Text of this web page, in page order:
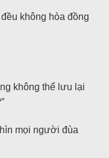
không hòa đồng
không thể lưu lại
mọi người đùa